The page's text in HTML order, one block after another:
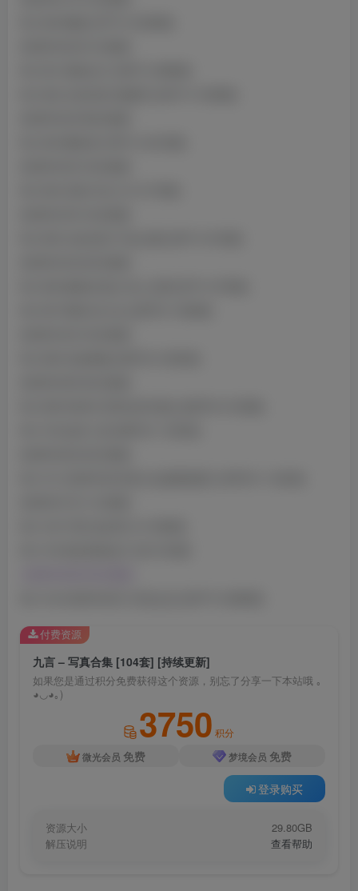
九言 – 写真合集 [104套] [持续更新]
如果您是通过积分免费获得这个资源，别忘了分享一下本站哦 ｡
◕◡◕｡)
3750 积分
微光会员 免费 梦境会员 免费
登录购买
资源大小
29.80GB
解压说明
查看帮助
付费资源